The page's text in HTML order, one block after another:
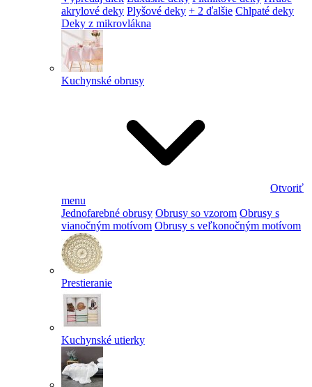
akrylové deky Plyšové deky + 2 ďalšie Chlpaté deky
Deky z mikrovlákna
Kuchynské obrusy
Otvoriť
menu
Jednofarebné obrusy Obrusy so vzorom Obrusy s
vianočným motívom Obrusy s veľkonočným motívom
Prestieranie
Kuchynské utierky